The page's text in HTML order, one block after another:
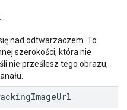
nad odtwarzaczem. To
szerokości, która nie
nie prześlesz tego obrazu,
ImageUrl